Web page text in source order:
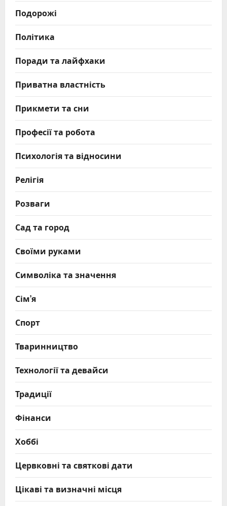
Подорожі
Політика
Поради та лайфхаки
Приватна властність
Прикмети та сни
Професії та робота
Психологія та відносини
Релігія
Розваги
Сад та город
Своїми руками
Символіка та значення
Сім’я
Спорт
Тваринництво
Технології та девайси
Традиції
Фінанси
Хоббі
Цервковні та святкові дати
Цікаві та визначні місця